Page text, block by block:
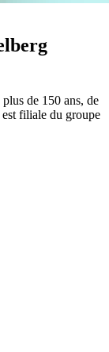
de 150 ans, de
filiale du groupe